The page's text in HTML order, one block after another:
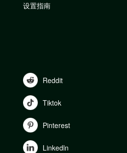
设置指南
Reddit
Tiktok
Pinterest
Linkedln